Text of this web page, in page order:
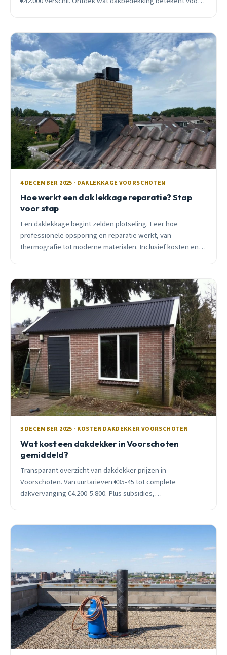
4 DECEMBER 2025 · DAKLEKKAGE VOORSCHOTEN
Hoe werkt een dak lekkage reparatie? Stap
voor stap
Een daklekkage begint zelden plotseling. Leer hoe
professionele opsporing en reparatie werkt, van
thermografie tot moderne materialen. Inclusief kosten en
3 DECEMBER 2025 · KOSTEN DAKDEKKER VOORSCHOTEN
Wat kost een dakdekker in Voorschoten
gemiddeld?
Transparant overzicht van dakdekker prijzen in
Voorschoten. Van uurtarieven €35-45 tot complete
dakvervanging €4.200-5.800. Plus subsidies,